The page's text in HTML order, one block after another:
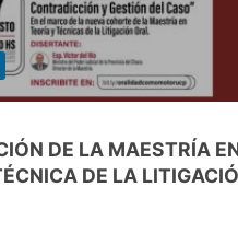
DE LA MAESTRÍA
DE LA